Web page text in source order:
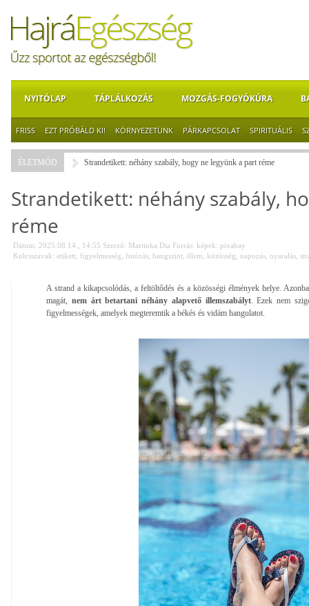
NYITÓLAP TÁPLÁLKOZÁS MOZGÁS-FOGYÓKÚRA
FRISS EZT PRÓBÁLD KI! KÖRNYEZETÜNK PÁRKAPCSOLAT SPIRITUÁLIS
ÉLETMÓD Strandetikett: néhány szabály, hogy ne legyünk a part réme
Strandetikett: néhány szabály,
réme
Dátum: 2025.08.14., 14:55 Szerző: Martinka Dia Forrás: képek: pixabay
Kulcsszavak: etikett figyelmesség fotózás hangszint illem közösség napozás nyaralás
A strand a kikapcsolódás, a feltöltődés és a közösségi élmények helye.
magát, nem árt betartani néhány alapvető illemszabályt. Ezek nem
figyelmességek, amelyek megteremtik a békés és vidám hangulatot.